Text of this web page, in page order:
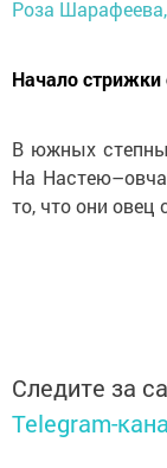
Роза Шарафеева,
Начало стрижки
В южных
На
то, что они овец
Следите за
Telegram-